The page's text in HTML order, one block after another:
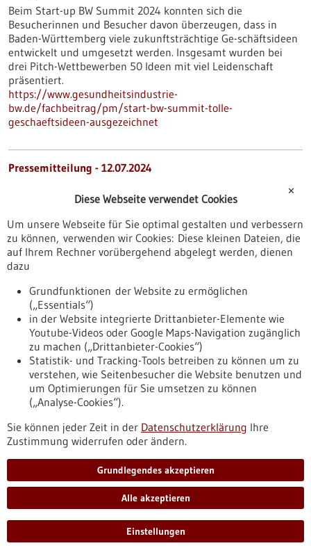
Beim Start-up BW Summit 2024 konnten sich die
Besucherinnen und Besucher davon überzeugen, dass in
Baden-Württemberg viele zukunftsträchtige Ge-schäftsideen
entwickelt und umgesetzt werden. Insgesamt wurden bei
drei Pitch-Wettbewerben 50 Ideen mit viel Leidenschaft
präsentiert.
https://www.gesundheitsindustrie-
bw.de/fachbeitrag/pm/start-bw-summit-tolle-
geschaeftsideen-ausgezeichnet
Pressemitteilung - 12.07.2024
Innovationsallianz warnt: Ohne Investition
in die angewandte Forschung bleibt der
Mittelstand auf der Strecke
Baden-Württemberg ist das Land des Mittelstands. Die
Vielzahl und Vielfalt kleiner und mittlerer Unternehmen sind
zugleich Markenzeichen und Fundament der Wirtschaft im
Land. Nirgendwo gibt es so viele Hidden Champions. Die
Innovationsallianz Baden-Württemberg sieht nun genau diese
Stärke in Gefahr, weil weniger in Forschung investiert werden
soll. Dies war das zentrale Thema beim innBW-Landtagslunch
2024.
https://www.gesundheitsindustrie-
bw.de/fachbeitrag/pm/innovationsallianz-warnt-ohne-
investition-die-angewandte-forschung-bleibt-der-
mittelstand-auf-der-strecke
Pressemitteilung - 11.07.2024
DKFZ Innovation Award und DKFZ-
Patienten-Experten-Preis vergeben
Der Förderverein „Freunde des Deutschen
Krebsforschungszentrums" unterstützt das DKFZ und trägt
dazu bei, die Position im internationalen Wettbewerb zu
stärken. Mit dem beim diesjährigen Jahresempfang
✕
Diese Webseite verwendet Cookies
Um unsere Webseite für Sie optimal gestalten und verbessern
zu können, verwenden wir Cookies: Diese kleinen Dateien, die
auf Ihrem Rechner vorübergehend abgelegt werden, dienen
dazu
Grundfunktionen der Website zu ermöglichen
(„Essentials“)
in der Website integrierte Drittanbieter-Elemente wie
Youtube-Videos oder Google Maps-Navigation zugänglich
zu machen („Drittanbieter-Cookies“)
Statistik- und Tracking-Tools betreiben zu können um zu
verstehen, wie Seitenbesucher die Website benutzen und
um Optimierungen für Sie umsetzen zu können
(„Analyse-Cookies“).
Sie können jeder Zeit in der Datenschutzerklärung Ihre
Zustimmung widerrufen oder ändern.
Grundlegendes akzeptieren
Alle akzeptieren
Einstellungen